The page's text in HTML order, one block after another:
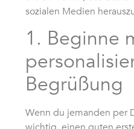
sozialen Medien
1. Beginne
Begrüßung
Wenn du jemanden per